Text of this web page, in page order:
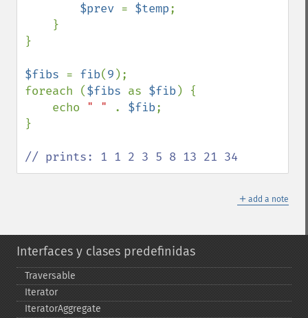
$prev = $temp;
}
$fibs = fib(9 );
foreach ($fibs as $fib) {
    echo
" " . $fib;
}
// prints: 1 1 2 3 5 8 13 21 34
＋ add a note
Interfaces y clases predefinidas
Traversable
Iterator
IteratorAggregate